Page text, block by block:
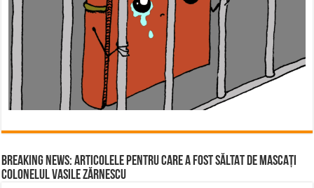
BREAKING NEWS: ARTICOLELE PENTRU CARE A FOST SĂLTAT DE MASCAȚI
COLONELUL VASILE ZĂRNESCU